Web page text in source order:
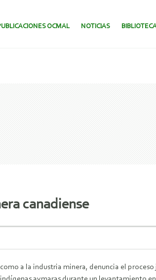
OCMAL NOTICIAS
canadiense
a la industria minera, denuncia el proceso